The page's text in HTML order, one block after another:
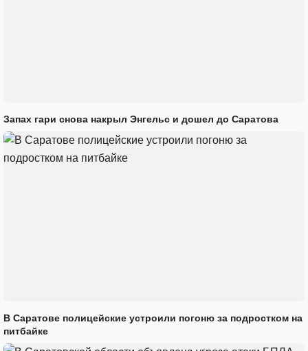
Запах гари снова накрыл Энгельс и дошел до Саратова
В Саратове полицейские устроили погоню за подростком на
питбайке